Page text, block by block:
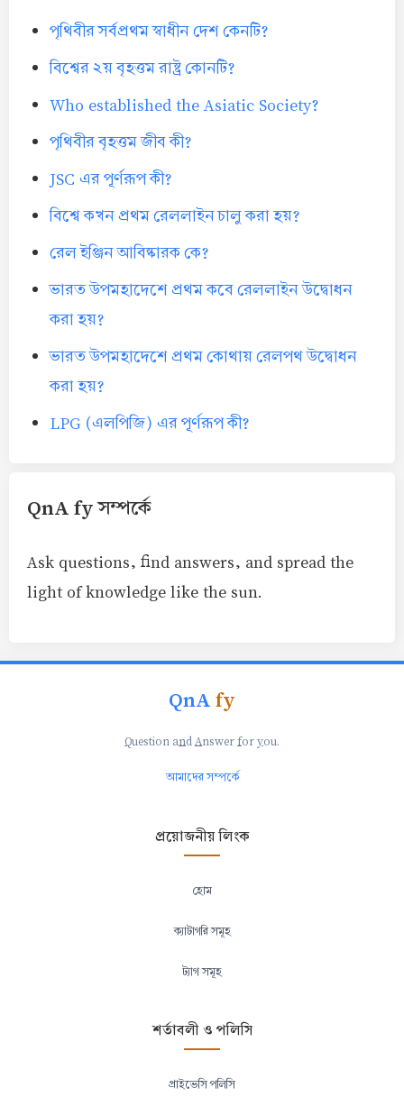
পৃথিবীর সর্বপ্রথম স্বাধীন দেশ কেনটি?
বিশ্বের ২য় বৃহত্তম রাষ্ট্র কোনটি?
Who established the Asiatic Society?
পৃথিবীর বৃহত্তম জীব কী?
JSC এর পূর্ণরূপ কী?
বিশ্বে কখন প্রথম রেললাইন চালু করা হয়?
রেল ইঞ্জিন আবিষ্কারক কে?
ভারত উপমহাদেশে প্রথম কবে রেললাইন উদ্বোধন
করা হয়?
ভারত উপমহাদেশে প্রথম কোথায় রেলপথ উদ্বোধন
করা হয়?
LPG (এলপিজি) এর পূর্ণরূপ কী?
QnA fy সম্পর্কে
Ask questions, find answers, and spread the
light of knowledge like the sun.
QnAfy
Question andAnswer foryou.
আমাদের সম্পর্কে
প্রয়োজনীয় লিংক
হোম
ক্যাটাগরি সমূহ
ট্যাগ সমূহ
শর্তাবলী ও পলিসি
প্রাইভেসি পলিসি